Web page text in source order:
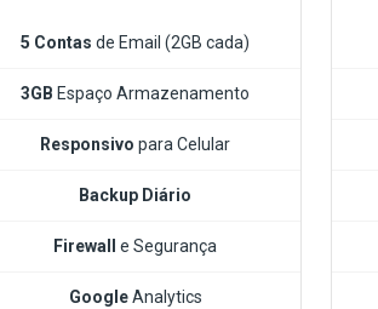
5 Contasde Email (2GB cada)
3GBEspaço Armazenamento
Responsivo para Celular
Backup Diário
Firewall e Segurança
GoogleAnalytics